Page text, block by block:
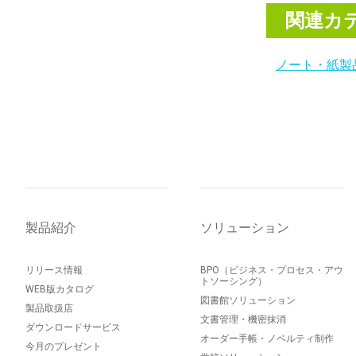
関連カ
ノート・紙製
製品紹介
リリース情報
WEB版カタログ
製品取扱店
ダウンロードサービス
今月のプレゼント
ソリューション
BPO（ビジネス・プロセス・アウ
トソーシング）
図書館ソリューション
文書管理・機密抹消
オーダー手帳・ノベルティ制作